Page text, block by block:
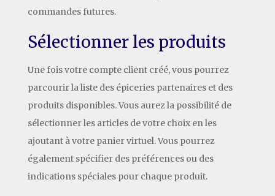
commandes futures.
Sélectionner les produits
Une fois votre compte client créé, vous pourrez
parcourir la liste des épiceries partenaires et des
produits disponibles. Vous aurez la possibilité de
sélectionner les articles de votre choix en les
ajoutant à votre panier virtuel. Vous pourrez
également spécifier des préférences ou des
indications spéciales pour chaque produit.